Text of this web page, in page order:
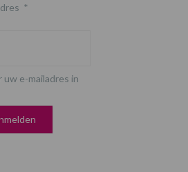
*
uw e-mailadres in